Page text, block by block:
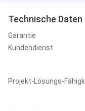
Technische Daten
Garantie
Kundendienst
Projekt-Lösungs-